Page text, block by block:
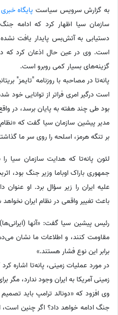
به گزارش سرویس سیاست پایگاه
سازمان سیا اظهار کرد که ادامه
دستیابی به آتش‌بس پایدار یافت
است. وی در عین حال اذعان کرد که
گزینه‌های بسیار کمی روبرو است.
پانه‌تا در مصاحبه با روزنامه "تایمز"
است درگیر امری فراتر از توانایی خود
بود طی چند هفته به پایان برسد، در
مدیر پیشین سازمان سیا گفت که
بر تنگه هرمز، اسلحه را روی سر ما
لئون پانه‌تا که هدایت سازمان سیا
جمهوری باراک اوباما وزیر جنگ بود،
علیه ایران را زیر سؤال برد. او
باعث تغییر واقعی در نظام ایران
رئیس پیشین سیا گفت: «آنها (ایرانی‌ها)
مقاومت کنند، و اطلاعات ما نشان
برابر این نوع فشار هستند.»
در مورد عملیات زمینی، پانه‌تا اشاره
زمینی آمریکا به ایران وجود ندارد،
وی افزود که «دونالد ترامپ باید
جنگ ادامه خواهد داد؟ اگر چنین است،